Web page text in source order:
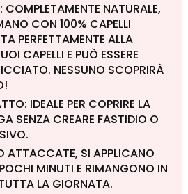
: COMPLETAMENTE NATURALE,
CON 100% CAPELLI
PERFETTAMENTE ALLA
CAPELLI E PUÒ ESSERE
NESSUNO SCOPRIRÀ
IDEALE PER COPRIRE LA
SENZA CREARE FASTIDIO O
ATTACCATE, SI APPLICANO
MINUTI E RIMANGONO IN
LA GIORNATA.